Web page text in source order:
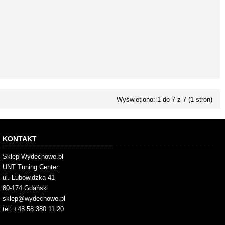
Wyświetlono: 1 do 7 z 7 (1 stron)
KONTAKT
Sklep Wydechowe.pl
UNT Tuning Center
ul. Lubowidzka 41
80-174 Gdańsk
sklep@wydechowe.pl
tel: +48 58 380 11 20